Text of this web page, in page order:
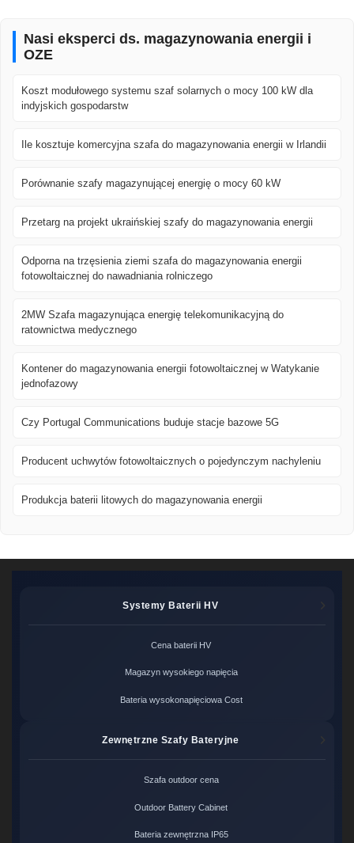
Nasi eksperci ds. magazynowania energii i
OZE
Koszt modułowego systemu szaf solarnych o mocy 100 kW dla
indyjskich gospodarstw
Ile kosztuje komercyjna szafa do magazynowania energii w Irlandii
Porównanie szafy magazynującej energię o mocy 60 kW
Przetarg na projekt ukraińskiej szafy do magazynowania energii
Odporna na trzęsienia ziemi szafa do magazynowania energii
fotowoltaicznej do nawadniania rolniczego
2MW Szafa magazynująca energię telekomunikacyjną do
ratownictwa medycznego
Kontener do magazynowania energii fotowoltaicznej w Watykanie
jednofazowy
Czy Portugal Communications buduje stacje bazowe 5G
Producent uchwytów fotowoltaicznych o pojedynczym nachyleniu
Produkcja baterii litowych do magazynowania energii
Systemy Baterii HV
Cena baterii HV
Magazyn wysokiego napięcia
Bateria wysokonapięciowa Cost
Zewnętrzne Szafy Bateryjne
Szafa outdoor cena
Outdoor Battery Cabinet
Bateria zewnętrzna IP65